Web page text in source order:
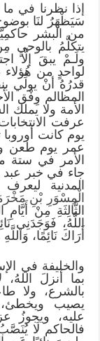
إذا نظرنا في ما
سَيَظْهَرُ لنَا
ولَـمْ يبقَ إلَّا
لواحدٍ من
قدرُهُ أنْ يولِّي
المظالم وِفْق
الأمة ولا يملك
عرفت
يوم كانت
عمر يوم طعن
الأمر في ستة
جاء في خبر
المدنية
الْمِسْوَرِ بْنِ
الثَّالِثَةِ مِنْ
اللَّهُ، فَوَجَدَنِي
أَرَاكَ نَائِمًا،
والخليفة في
بما أنزلَ
بالشرع، ولا
يصيب ويخطئ،
عليه، ويجوزُ
فالحاكم لَا